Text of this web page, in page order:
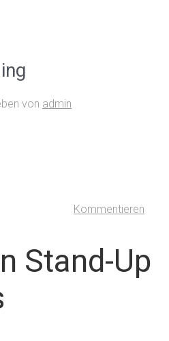
von admin
Kommentieren
Stand-Up